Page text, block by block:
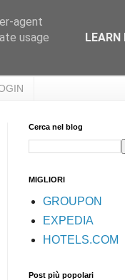
Cerca nel blog
MIGLIORI
GROUPON
EXPEDIA
HOTELS.COM
Post più popolari
agent
usage
LEARN